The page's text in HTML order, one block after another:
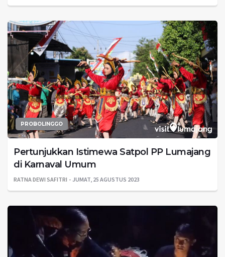
PROBOLINGGO
Pertunjukkan Istimewa Satpol PP Lumajang
di Karnaval Umum
RATNA DEWI SAFITRI JUMAT, 25 AGUSTUS 2023